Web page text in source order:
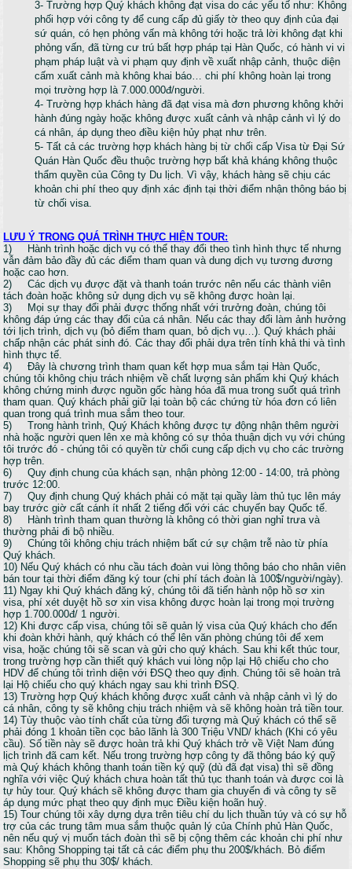
3- Trường hợp Quý khách không đạt visa do các yếu tố như: Không
phối hợp với công ty để cung cấp đủ giấy tờ theo quy định của đại
sứ quán, có hẹn phỏng vấn mà không tới hoặc trả lời không đạt khi
phỏng vấn, đã từng cư trú bất hợp pháp tại Hàn Quốc, có hành vi vi
phạm pháp luật và vi phạm quy định về xuất nhập cảnh, thuộc diện
cấm xuất cảnh mà không khai báo… chi phí không hoàn lại trong
mọi trường hợp là 7.000.000đ/người.
4- Trường hợp khách hàng đã đạt visa mà đơn phương không khởi
hành đúng ngày hoặc không được xuất cảnh và nhập cảnh vì lý do
cá nhân, áp dụng theo điều kiện hủy phạt như trên.
5- Tất cả các trường hợp khách hàng bị từ chối cấp Visa từ Đại Sứ
Quán Hàn Quốc đều thuộc trường hợp bất khả kháng không thuộc
thẩm quyền của Công ty Du lịch. Vì vậy, khách hàng sẽ chịu các
khoản chi phí theo quy định xác định tại thời điểm nhận thông báo bị
từ chối visa.
LƯU Ý TRONG QUÁ TRÌNH THỰC HIỆN TOUR:
1) Hành trình hoặc dịch vụ có thể thay đổi theo tình hình thực tế nhưng
vẫn đảm bảo đầy đủ các điểm tham quan và dung dịch vụ tương đương
hoặc cao hơn.
2) Các dịch vụ được đặt và thanh toán trước nên nếu các thành viên
tách đoàn hoặc không sử dụng dịch vụ sẽ không được hoàn lại.
3) Mọi sự thay đổi phải được thống nhất với trưởng đoàn, chúng tôi
không đáp ứng các thay đổi của cá nhân. Nếu các thay đổi làm ảnh hưởng
tới lịch trình, dịch vụ (bỏ điểm tham quan, bỏ dịch vụ…). Quý khách phải
chấp nhận các phát sinh đó. Các thay đổi phải dựa trên tính khả thi và tình
hình thực tế.
4) Đây là chương trình tham quan kết hợp mua sắm tại Hàn Quốc,
chúng tôi không chịu trách nhiệm về chất lượng sản phẩm khi Quý khách
không chứng minh được nguồn gốc hàng hóa đã mua trong suốt quá trình
tham quan. Quý khách phải giữ lại toàn bộ các chứng từ hóa đơn có liên
quan trong quá trình mua sắm theo tour.
5) Trong hành trình, Quý Khách không được tự động nhận thêm người
nhà hoặc người quen lên xe mà không có sự thỏa thuận dịch vụ với chúng
tôi trước đó - chúng tôi có quyền từ chối cung cấp dịch vụ cho các trường
hợp trên.
6) Quy định chung của khách sạn, nhận phòng 12:00 - 14:00, trả phòng
trước 12:00.
7) Quy định chung Quý khách phải có mặt tại quầy làm thủ tục lên máy
bay trước giờ cất cánh ít nhất 2 tiếng đối với các chuyến bay Quốc tế.
8) Hành trình tham quan thường là không có thời gian nghỉ trưa và
thường phải đi bộ nhiều.
9) Chúng tôi không chịu trách nhiệm bất cứ sự chậm trễ nào từ phía
Quý khách.
10) Nếu Quý khách có nhu cầu tách đoàn vui lòng thông báo cho nhân viên
bán tour tại thời điểm đăng ký tour (chi phí tách đoàn là 100$/người/ngày).
11) Ngay khi Quý khách đăng ký, chúng tôi đã tiến hành nộp hồ sơ xin
visa, phí xét duyệt hồ sơ xin visa không được hoàn lại trong mọi trường
hợp 1.700.000đ/ 1 người.
12) Khi được cấp visa, chúng tôi sẽ quản lý visa của Quý khách cho đến
khi đoàn khởi hành, quý khách có thể lên văn phòng chúng tôi để xem
visa, hoặc chúng tôi sẽ scan và gửi cho quý khách. Sau khi kết thúc tour,
trong trường hợp cần thiết quý khách vui lòng nộp lại Hộ chiếu cho cho
HDV để chúng tôi trình diện với ĐSQ theo quy định. Chúng tôi sẽ hoàn trả
lại Hộ chiếu cho quý khách ngay sau khi trình ĐSQ.
13) Trường hợp Quý khách không được xuất cảnh và nhập cảnh vì lý do
cá nhân, công ty sẽ không chịu trách nhiệm và sẽ không hoàn trả tiền tour.
14) Tùy thuộc vào tính chất của từng đối tượng mà Quý khách có thể sẽ
phải đóng 1 khoản tiền cọc bảo lãnh là 300 Triệu VND/ khách (Khi có yêu
cầu). Số tiền này sẽ được hoàn trả khi Quý khách trở về Việt Nam đúng
lịch trình đã cam kết. Nếu trong trường hợp công ty đã thông báo ký quỹ
mà Quý khách không thanh toán tiền ký quỹ (dù đã đạt visa) thì sẽ đồng
nghĩa với việc Quý khách chưa hoàn tất thủ tục thanh toán và được coi là
tự hủy tour. Quý khách sẽ không được tham gia chuyến đi và công ty sẽ
áp dụng mức phạt theo quy định mục Điều kiện hoãn huỷ.
15) Tour chúng tôi xây dựng dựa trên tiêu chí du lịch thuần túy và có sự hỗ
trợ của các trung tâm mua sắm thuộc quản lý của Chính phủ Hàn Quốc,
nên nếu quý vị muốn tách đoàn thì sẽ bị cộng thêm các khoản chi phí như
sau: Không Shopping tại tất cả các điểm phụ thu 200$/khách. Bỏ điểm
Shopping sẽ phụ thu 30$/ khách.